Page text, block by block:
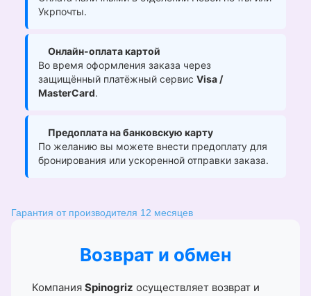
Укрпочты.
Онлайн-оплата картой
Во время оформления заказа через
защищённый платёжный сервис Visa /
MasterCard.
Предоплата на банковскую карту
По желанию вы можете внести предоплату для
бронирования или ускоренной отправки заказа.
Гарантия от производителя 12 месяцев
Возврат и обмен
Компания Spinogriz осуществляет возврат и